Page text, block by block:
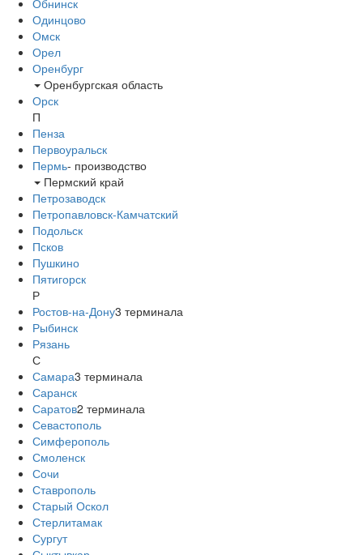
Обнинск
Одинцово
Омск
Орел
Оренбург
Оренбургская область
Орск
П
Пенза
Первоуральск
Пермь- производство
Пермский край
Петрозаводск
Петропавловск-Камчатский
Подольск
Псков
Пушкино
Пятигорск
Р
Ростов-на-Дону3 терминала
Рыбинск
Рязань
С
Самара3 терминала
Саранск
Саратов2 терминала
Севастополь
Симферополь
Смоленск
Сочи
Ставрополь
Старый Оскол
Стерлитамак
Сургут